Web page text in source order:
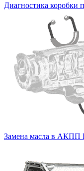
Диагностика коробки
Замена масла в АКПП